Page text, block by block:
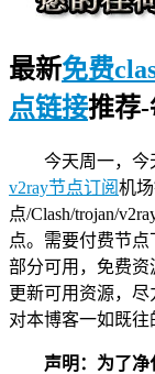
最新免费
点链接推荐-
今天周一，今
v2ray节点订阅机
点/Clash/trojan/
点。需要付费节
部分可用，免费
更新可用资源，
对本博客一如既往
声明：为了